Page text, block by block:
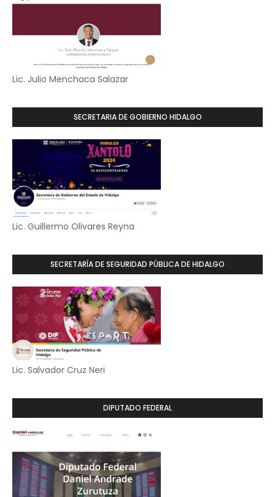
Lic. Julio Menchaca Salazar
SECRETARIA DE GOBIERNO HIDALGO
Lic. Guillermo Olivares Reyna
SECRETARÍA DE SEGURIDAD PÚBLICA DE HIDALGO
Lic. Salvador Cruz Neri
DIPUTADO FEDERAL